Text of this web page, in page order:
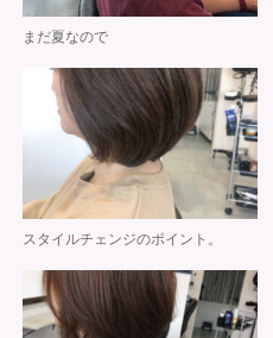
まだ夏なので
スタイルチェンジのポイント。